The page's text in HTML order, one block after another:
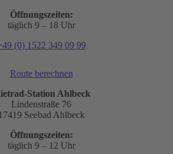
Öffnungszeiten:
täglich 9 – 18 Uhr
(0) 1522 349 09 99
Route berechnen
Station Ahlbeck
Lindenstraße 76
17419 Seebad Ahlbeck
Öffnungszeiten:
täglich 9 – 12 Uhr